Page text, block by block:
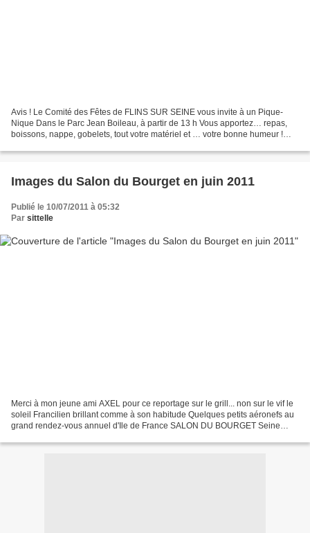
Avis ! Le Comité des Fêtes de FLINS SUR SEINE vous invite à un Pique-
Nique Dans le Parc Jean Boileau, à partir de 13 h Vous apportez… repas,
boissons, nappe, gobelets, tout votre matériel et … votre bonne humeur !
Images du Salon du Bourget en juin 2011
Publié le 10/07/2011 à 05:32
Par sittelle
Merci à mon jeune ami AXEL pour ce reportage sur le grill... non sur le vif le
soleil Francilien brillant comme à son habitude Quelques petits aéronefs au
grand rendez-vous annuel d'Ile de France SALON DU BOURGET Seine